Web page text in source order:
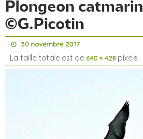
Plongeon catmarin
©G.Picotin
30 novembre 2017
La taille totale est de 640 × 428 pixels